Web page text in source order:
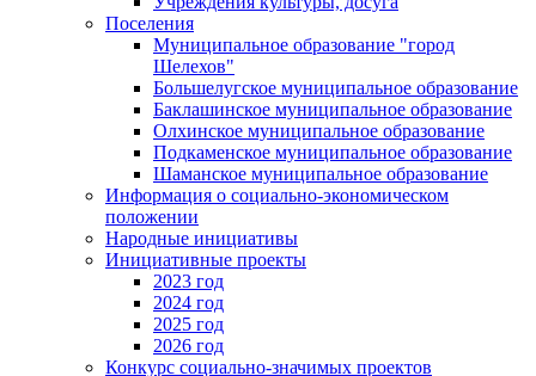
Поселения
Муниципальное образование "город
Шелехов"
Большелугское муниципальное образование
Баклашинское муниципальное образование
Олхинское муниципальное образование
Подкаменское муниципальное образование
Шаманское муниципальное образование
Информация о социально-экономическом
положении
Народные инициативы
Инициативные проекты
2023 год
2024 год
2025 год
2026 год
Конкурс социально-значимых проектов